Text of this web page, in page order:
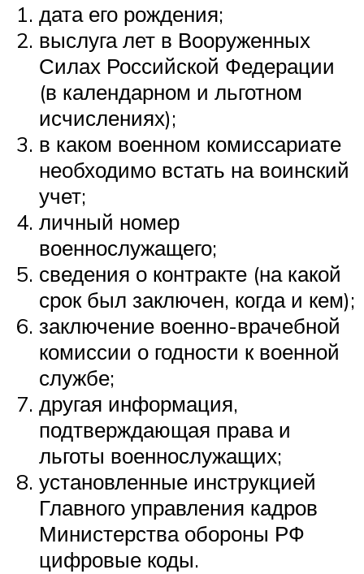
дата его рождения;
выслуга лет в Вооруженных
Силах Российской Федерации
(в календарном и льготном
исчислениях);
в каком военном комиссариате
необходимо встать на воинский
учет;
личный номер
военнослужащего;
сведения о контракте (на какой
срок был заключен, когда и кем);
заключение военно-врачебной
комиссии о годности к военной
службе;
другая информация,
подтверждающая права и
льготы военнослужащих;
установленные инструкцией
Главного управления кадров
Министерства обороны РФ
цифровые коды.